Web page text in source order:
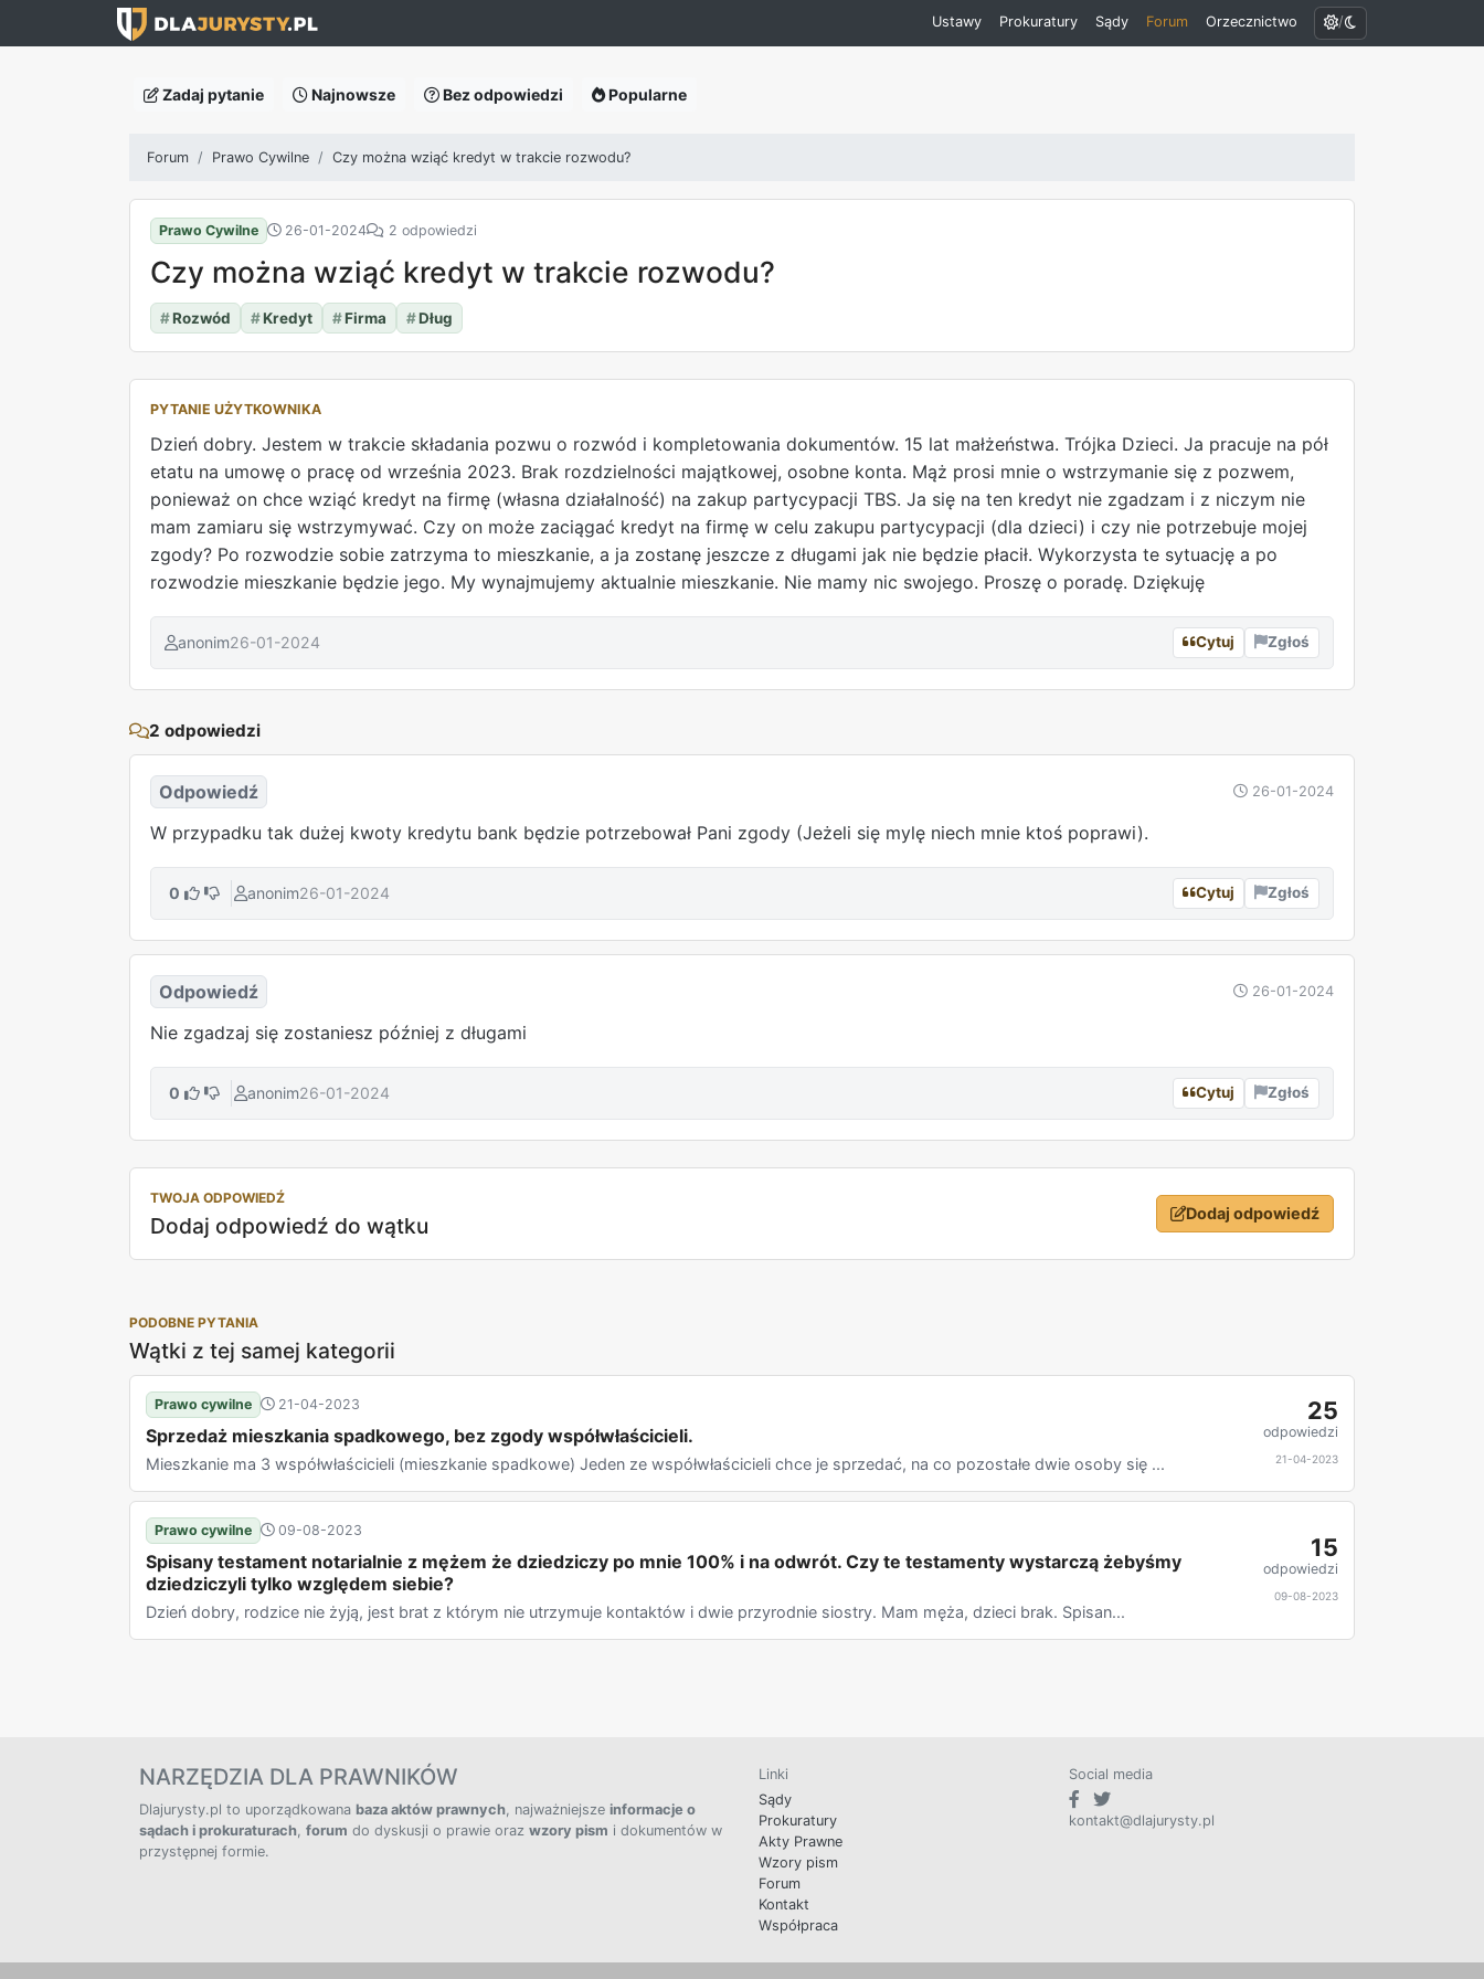
Ustawy Prokuratury Sądy Forum Orzecznictwo /
Zadaj pytanie Najnowsze Bez odpowiedzi Popularne
Forum Prawo Cywilne Czy można wziąć kredyt w trakcie rozwodu?
Prawo Cywilne 26-01-2024 2 odpowiedzi
Czy można wziąć kredyt w trakcie rozwodu?
#Rozwód #Kredyt #Firma #Dług
PYTANIE UŻYTKOWNIKA
Dzień dobry. Jestem w trakcie składania pozwu o rozwód i kompletowania dokumentów. 15 lat małżeństwa. Trójka Dzieci. Ja pracuje na pół
etatu na umowę o pracę od września 2023. Brak rozdzielności majątkowej, osobne konta. Mąż prosi mnie o wstrzymanie się z pozwem,
ponieważ on chce wziąć kredyt na firmę (własna działalność) na zakup partycypacji TBS. Ja się na ten kredyt nie zgadzam i z niczym nie
mam zamiaru się wstrzymywać. Czy on może zaciągać kredyt na firmę w celu zakupu partycypacji (dla dzieci) i czy nie potrzebuje mojej
zgody? Po rozwodzie sobie zatrzyma to mieszkanie, a ja zostanę jeszcze z długami jak nie będzie płacił. Wykorzysta te sytuację a po
rozwodzie mieszkanie będzie jego. My wynajmujemy aktualnie mieszkanie. Nie mamy nic swojego. Proszę o poradę. Dziękuję
anonim26-01-2024 Cytuj Zgłoś
2 odpowiedzi
Odpowiedź 26-01-2024
W przypadku tak dużej kwoty kredytu bank będzie potrzebował Pani zgody (Jeżeli się mylę niech mnie ktoś poprawi).
0 anonim26-01-2024 Cytuj Zgłoś
Odpowiedź 26-01-2024
Nie zgadzaj się zostaniesz później z długami
0 anonim26-01-2024 Cytuj Zgłoś
TWOJA ODPOWIEDŹ
Dodaj odpowiedź do wątku Dodaj odpowiedź
PODOBNE PYTANIA
Wątki z tej samej kategorii
Prawo cywilne 21-04-2023
Sprzedaż mieszkania spadkowego, bez zgody współwłaścicieli.
Mieszkanie ma 3 współwłaścicieli (mieszkanie spadkowe) Jeden ze współwłaścicieli chce je sprzedać, na co pozostałe dwie osoby się ...
25
odpowiedzi
21-04-2023
Prawo cywilne 09-08-2023
Spisany testament notarialnie z mężem że dziedziczy po mnie 100% i na odwrót. Czy te testamenty wystarczą żebyśmy
dziedziczyli tylko względem siebie?
Dzień dobry, rodzice nie żyją, jest brat z którym nie utrzymuje kontaktów i dwie przyrodnie siostry. Mam męża, dzieci brak. Spisan...
15
odpowiedzi
09-08-2023
NARZĘDZIA DLA PRAWNIKÓW
Dlajurysty.pl to uporządkowana baza aktów prawnych, najważniejsze informacje o
sądach i prokuraturach, forum do dyskusji o prawie oraz wzory pism i dokumentów w
przystępnej formie.
Linki
Sądy
Prokuratury
Akty Prawne
Wzory pism
Forum
Kontakt
Współpraca
Social media
kontakt@dlajurysty.pl